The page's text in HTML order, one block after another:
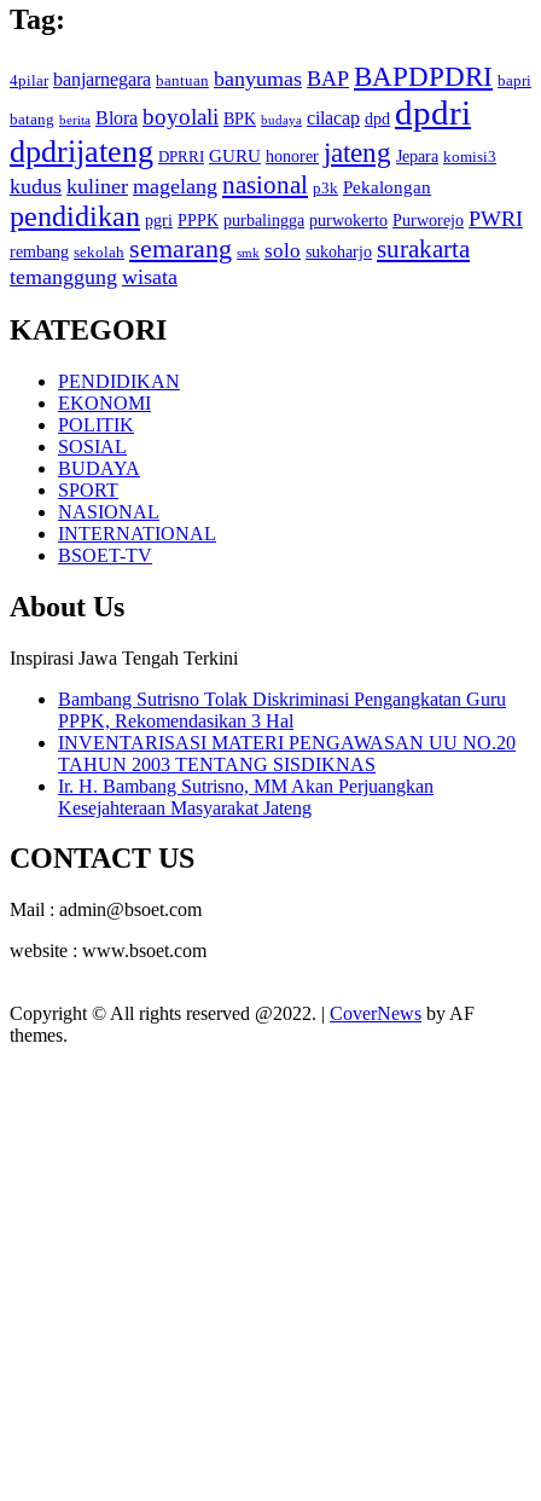
Tag:
4pilar banjarnegara bantuan banyumas BAP BAPDPDRI bapri
batang berita Blora boyolali BPK budaya cilacap dpd dpdri
dpdrijateng DPRRI GURU honorer jateng Jepara komisi3
kudus kuliner magelang nasional p3k Pekalongan
pendidikan pgri PPPK purbalingga purwokerto Purworejo PWRI
rembang sekolah semarang smk solo sukoharjo surakarta
temanggung wisata
KATEGORI
PENDIDIKAN
EKONOMI
POLITIK
SOSIAL
BUDAYA
SPORT
NASIONAL
INTERNATIONAL
BSOET-TV
About Us
Inspirasi Jawa Tengah Terkini
Bambang Sutrisno Tolak Diskriminasi Pengangkatan Guru
PPPK, Rekomendasikan 3 Hal
INVENTARISASI MATERI PENGAWASAN UU NO.20
TAHUN 2003 TENTANG SISDIKNAS
Ir. H. Bambang Sutrisno, MM Akan Perjuangkan
Kesejahteraan Masyarakat Jateng
CONTACT US
Mail : admin@bsoet.com
website : www.bsoet.com
Copyright © All rights reserved @2022. | CoverNews by AF
themes.